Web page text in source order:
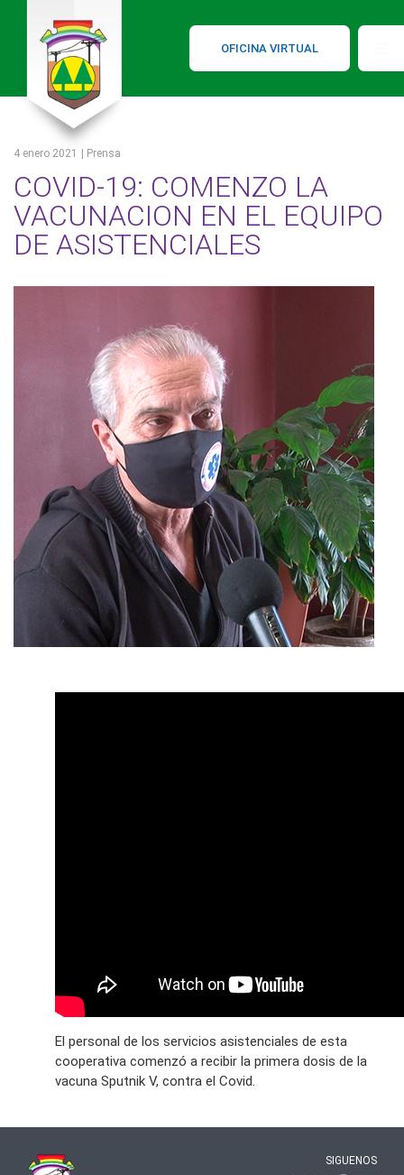
OFICINA VIRTUAL
4 enero 2021 | Prensa
COVID-19: COMENZO LA
VACUNACION EN EL EQUIPO
DE ASISTENCIALES
El personal de los servicios asistenciales de esta
cooperativa comenzó a recibir la primera dosis de la
vacuna Sputnik V, contra el Covid.
SIGUENOS